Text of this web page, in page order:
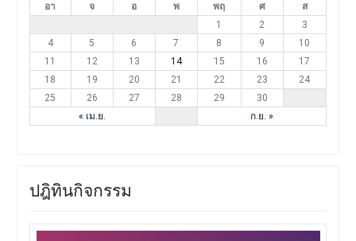
อา จ อ พ พฤ ศ ส
« เม.ย. ก.ย. »
1 2
3
4
5 6 7 8 9
10
11
12 13 14 15 16
17
18
19 20 21 22 23
24
25
26 27 28 29 30
ปฎิทินกิจกรรม